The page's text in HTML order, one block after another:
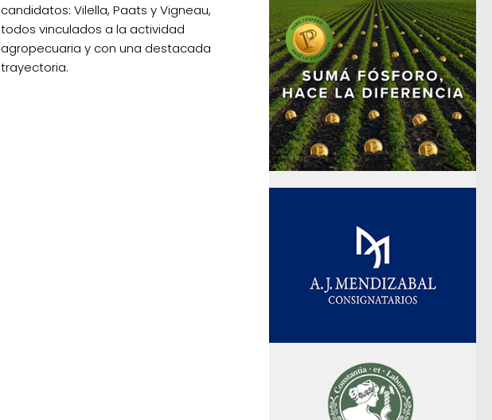
candidatos: Vilella, Paats y Vigneau,
todos vinculados a la actividad
agropecuaria y con una destacada
trayectoria.